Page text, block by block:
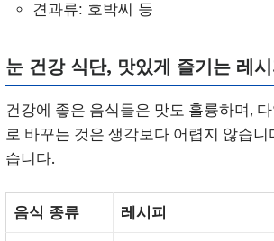
견과류: 호박씨 등
눈 건강 식단, 맛있게 즐기는 레
건강에 좋은 음식들은 맛도 훌륭하며,
로 바꾸는 것은 생각보다 어렵지 않습
습니다.
음식 종류 레시피